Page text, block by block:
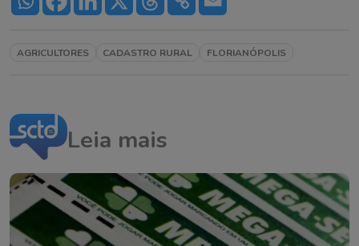
AGRICULTORES CADASTRO RURAL FLORIANÓPOLIS
Leia mais